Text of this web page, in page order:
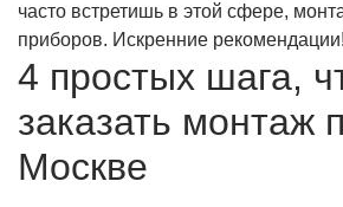
часто встретишь в этой сфере,
приборов. Искренние рекомендации!
4 простых шага,
заказать монтаж
Москве